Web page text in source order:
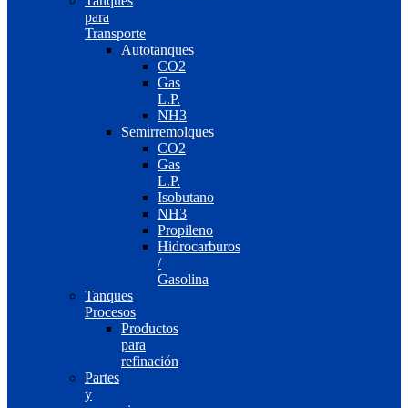
para
Transporte
Autotanques
CO2
Gas
L.P.
NH3
Semirremolques
CO2
Gas
L.P.
Isobutano
NH3
Propileno
Hidrocarburos
/
Gasolina
Tanques
Procesos
Productos
para
refinación
Partes
y